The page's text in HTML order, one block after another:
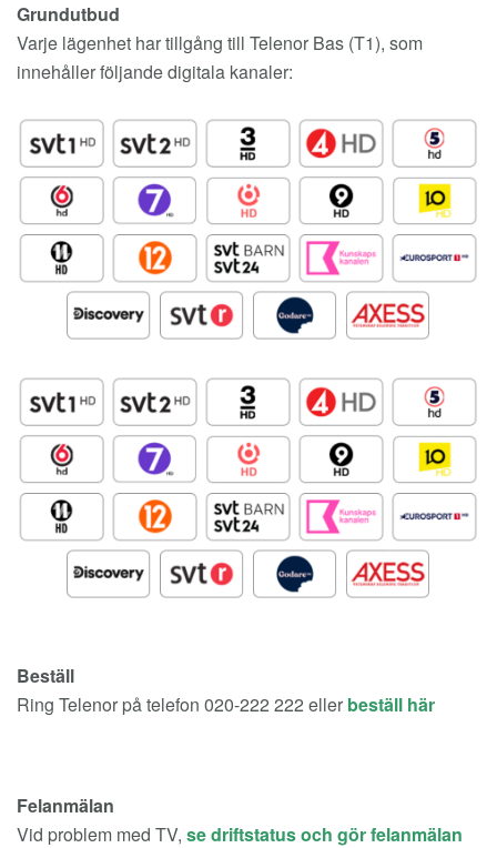
Grundutbud
Varje lägenhet har tillgång till Telenor Bas (T1), som
innehåller följande digitala kanaler:
Beställ
Ring Telenor på telefon 020-222 222 eller beställ här
Felanmälan
Vid problem med TV, se driftstatus och gör felanmälan